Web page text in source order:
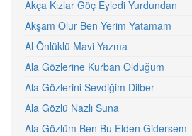
Akça Kızlar Göç Eyledi Yurdundan
Akşam Olur Ben Yerim Yatamam
Al Önlüklü Mavi Yazma
Ala Gözlerine Kurban Olduğum
Ala Gözlerini Sevdiğim Dilber
Ala Gözlü Nazlı Suna
Ala Gözlüm Ben Bu Elden Gidersem